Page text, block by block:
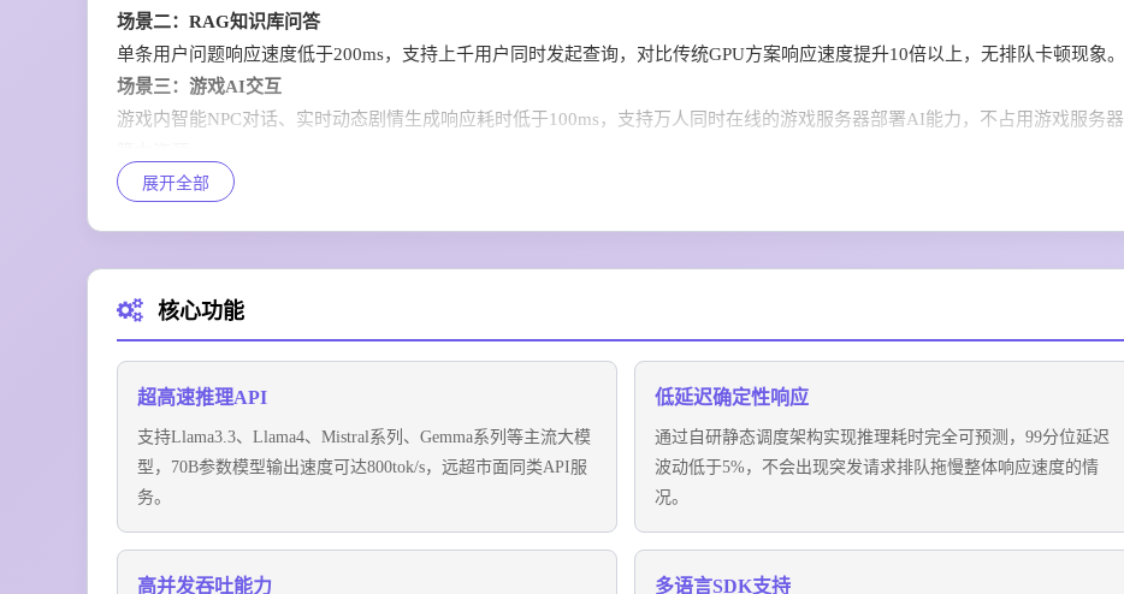
场景二：RAG知识库问答
单条用户问题响应速度低于200ms，支持上千用户同时发起查询，对比传统GPU方案响应速度提升10倍以上，无排队卡顿现象。
场景三：游戏AI交互
游戏内智能NPC对话、实时动态剧情生成响应耗时低于100ms，支持万人同时在线的游戏服务器部署AI能力，不占用游戏服务器
场景四：高并发内容生成
展开全部
核心功能
超高速推理API
支持Llama3.3、Llama4、Mistral系列、Gemma系列等主流大模
型，70B参数模型输出速度可达800tok/s，远超市面同类API服
务。
低延迟确定性响应
通过自研静态调度架构实现推理耗时完全可预测，99分位延迟
波动低于5%，不会出现突发请求排队拖慢整体响应速度的情
况。
高并发吞吐能力 多语言SDK支持